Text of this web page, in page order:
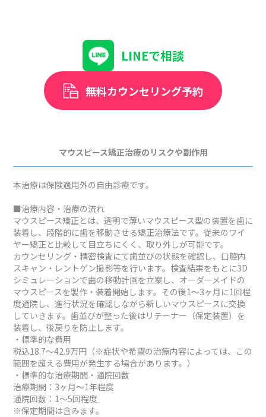
LINEで相談
無料カウンセリング予約
マウスピース矯正治療のリスクや副作用
本治療は保険適用外の自由診療です。
■治療内容・治療の流れ
マウスピース矯正とは、透明で薄いマウスピース型の装置を歯に
装着し、段階的に歯を移動させる矯正治療法です。従来のワイ
ヤー矯正と比較して目立ちにくく、取り外しが可能です。
カウンセリング・精密検査にて歯並びの状態を確認し、口腔内
スキャン・レントゲン撮影等を行います。検査結果をもとに3D
シミュレーションで歯の移動計画を立案し、オーダーメイドの
マウスピースを製作・装着開始します。その後1～3ヶ月に1回程
度通院し、進行状況を確認しながら新しいマウスピースに交換
していきます。歯並びが整った後はリテーナー（保定装置）を
装着し、後戻りを防止します。
・標準的な費用
税込18.7～42.9万円（※症状や希望の治療内容によっては、この
範囲を超える費用が発生する場合があります。）
・標準的な治療期間・通院回数
治療期間：3ヶ月～1年程度
通院回数：1～5回程度
※保定期間は含みます。